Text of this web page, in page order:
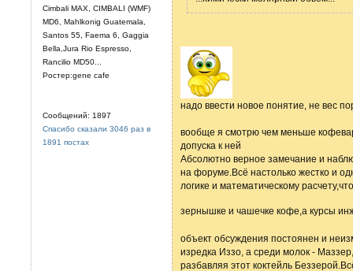
Cimbali MAX, CIMBALI (WMF)
MD6, Mahlkonig Guatemala,
Santos 55, Faema 6, Gaggia
Bella,Jura Rio Espresso,
Rancilio MD50...
Ростер:gene cafe
Сообщений: 1897
Спасибо сказали 3046 раз в
1891 постах
надо ввести новое понятие, не вес
вообще я смотрю чем меньше
допуска к ней
Абсолютно верное замечание и
на форуме.Всё настолько жестко и
логике и математическому
зернышке и чашечке кофе,а курсы
объект обсуждения постоянен и
изредка Иззо, а среди молок -
разбавляя этот коктейль